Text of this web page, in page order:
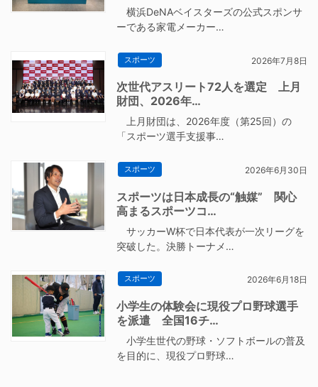
横浜DeNAベイスターズの公式スポンサ
ーである家電メーカー…
スポーツ 2026年7月8日
次世代アスリート72人を選定 上月
財団、2026年…
上月財団は、2026年度（第25回）の
「スポーツ選手支援事…
スポーツ 2026年6月30日
スポーツは日本成長の“触媒” 関心
高まるスポーツコ…
サッカーW杯で日本代表が一次リーグを
突破した。決勝トーナメ…
スポーツ 2026年6月18日
小学生の体験会に現役プロ野球選手
を派遣 全国16チ…
小学生世代の野球・ソフトボールの普及
を目的に、現役プロ野球…